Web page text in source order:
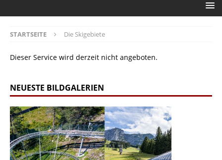
STARTSEITE Die Skigebiete
Dieser Service wird derzeit nicht angeboten.
NEUESTE BILDGALERIEN